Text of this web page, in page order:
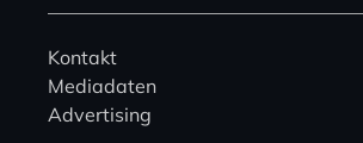
Kontakt
Mediadaten
Advertising